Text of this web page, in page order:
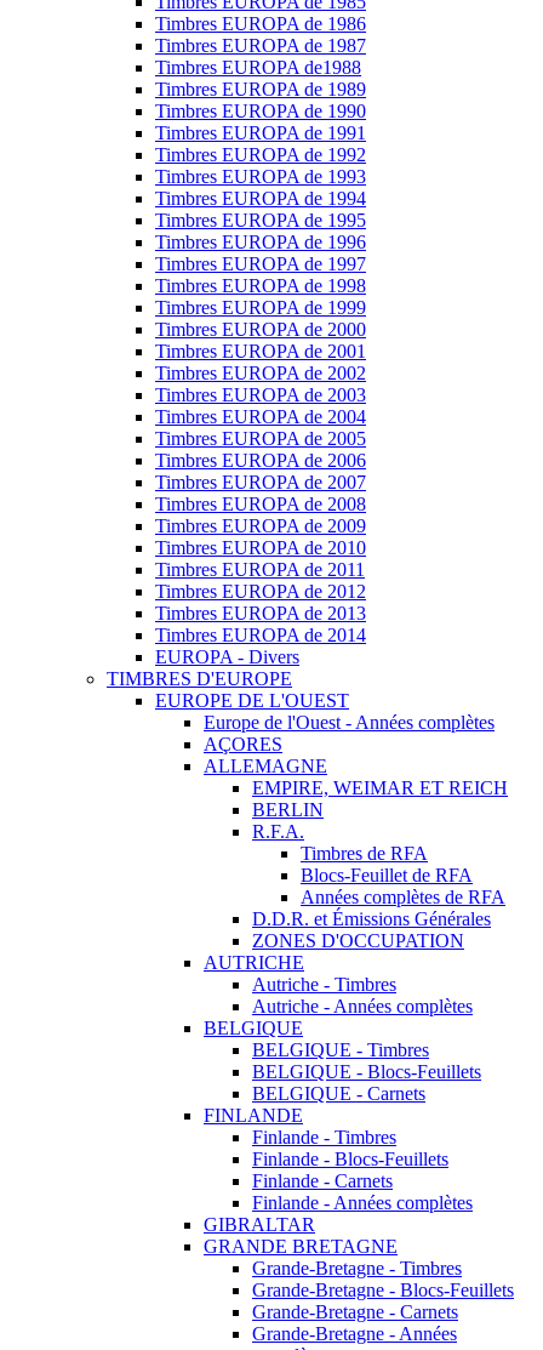
Timbres EUROPA de 1986
Timbres EUROPA de 1987
Timbres EUROPA de1988
Timbres EUROPA de 1989
Timbres EUROPA de 1990
Timbres EUROPA de 1991
Timbres EUROPA de 1992
Timbres EUROPA de 1993
Timbres EUROPA de 1994
Timbres EUROPA de 1995
Timbres EUROPA de 1996
Timbres EUROPA de 1997
Timbres EUROPA de 1998
Timbres EUROPA de 1999
Timbres EUROPA de 2000
Timbres EUROPA de 2001
Timbres EUROPA de 2002
Timbres EUROPA de 2003
Timbres EUROPA de 2004
Timbres EUROPA de 2005
Timbres EUROPA de 2006
Timbres EUROPA de 2007
Timbres EUROPA de 2008
Timbres EUROPA de 2009
Timbres EUROPA de 2010
Timbres EUROPA de 2011
Timbres EUROPA de 2012
Timbres EUROPA de 2013
Timbres EUROPA de 2014
EUROPA - Divers
TIMBRES D'EUROPE
EUROPE DE L'OUEST
Europe de l'Ouest - Années complètes
AÇORES
ALLEMAGNE
EMPIRE, WEIMAR ET REICH
BERLIN
R.F.A.
Timbres de RFA
Blocs-Feuillet de RFA
Années complètes de RFA
D.D.R. et Émissions Générales
ZONES D'OCCUPATION
AUTRICHE
Autriche - Timbres
Autriche - Années complètes
BELGIQUE
BELGIQUE - Timbres
BELGIQUE - Blocs-Feuillets
BELGIQUE - Carnets
FINLANDE
Finlande - Timbres
Finlande - Blocs-Feuillets
Finlande - Carnets
Finlande - Années complètes
GIBRALTAR
GRANDE BRETAGNE
Grande-Bretagne - Timbres
Grande-Bretagne - Blocs-Feuillets
Grande-Bretagne - Carnets
Grande-Bretagne - Années